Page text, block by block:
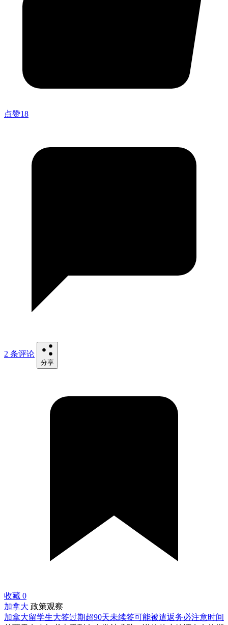
点赞18
2 条评论
分享
收藏 0
加拿大 政策观察
加拿大留学生大签过期超90天未续签可能被遣返务必注意时间